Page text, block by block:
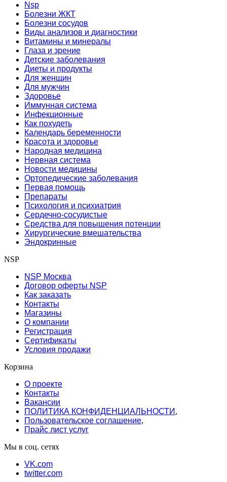
Nsp
Болезни ЖКТ
Болезни сосудов
Виды анализов и диагностики
Витамины и минералы
Глаза и зрение
Детские заболевания
Диеты и продукты
Для женщин
Для мужчин
Здоровье
Иммунная система
Инфекционные
Как похудеть
Календарь беременности
Красота и здоровье
Народная медицина
Нервная система
Новости медицины
Ортопедические заболевания
Первая помощь
Препараты
Психология и психиатрия
Сердечно-сосудистые
Средства для повышения потенции
Хирургические вмешательства
Эндокринные
NSP
NSP Москва
Договор оферты NSP
Как заказать
Контакты
Магазины
О компании
Регистрация
Сертификаты
Условия продажи
Корзина
О проекте
Контакты
Вакансии
ПОЛИТИКА КОНФИДЕНЦИАЛЬНОСТИ ,
Пользовательское соглашение,
Прайс лист услуг
Мы в соц. сетях
VK.com
twitter.com